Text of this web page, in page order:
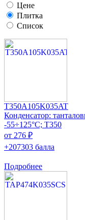
Цене
Плитка
Список
T350A105K035AT
Конденсатор:
-55÷125°C; T350
от 276 ₽
+207303 балла
Подробнее